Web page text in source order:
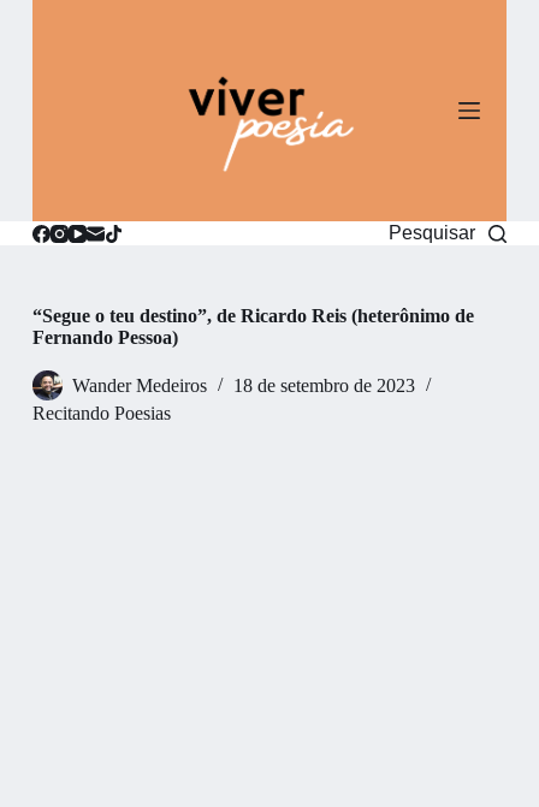
o
ú
o
Pesquisar
“Segue o teu destino”, de Ricardo Reis (heterônimo de
Fernando Pessoa)
Wander Medeiros
18 de setembro de 2023
Recitando Poesias